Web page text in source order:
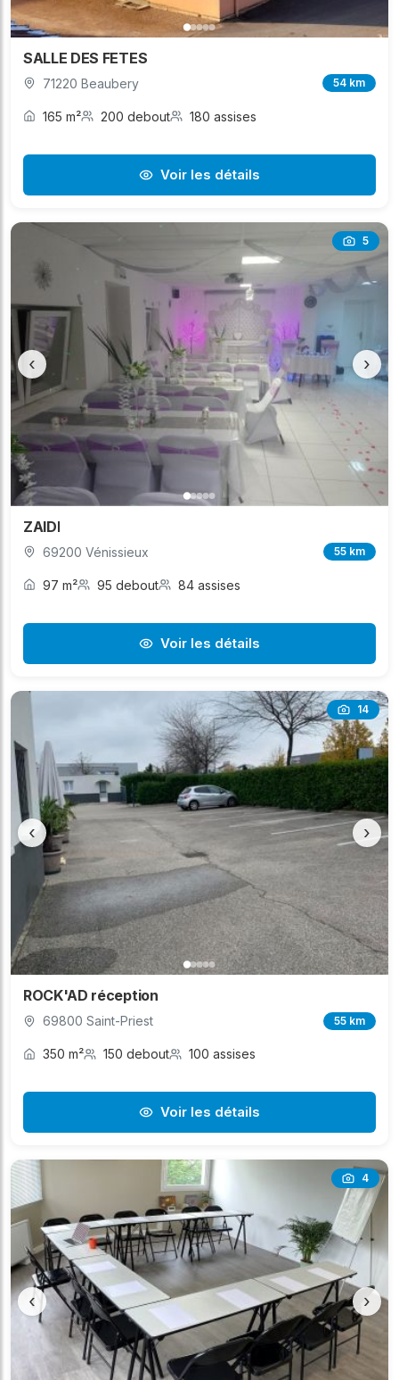
SALLE DES FETES
71220 Beaubery 54 km
165 m² 200 debout 180 assises
Voir les détails
5
‹ ›
ZAIDI
69200 Vénissieux 55 km
97 m² 95 debout 84 assises
Voir les détails
14
‹ ›
ROCK'AD réception
69800 Saint-Priest 55 km
350 m² 150 debout 100 assises
Voir les détails
4
‹ ›